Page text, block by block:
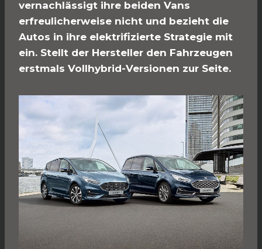
vernachlässigt ihre beiden Vans
erfreulicherweise nicht und bezieht die
Autos in ihre elektrifizierte Strategie mit
ein. Stellt der Hersteller den Fahrzeugen
erstmals Vollhybrid-Versionen zur Seite.